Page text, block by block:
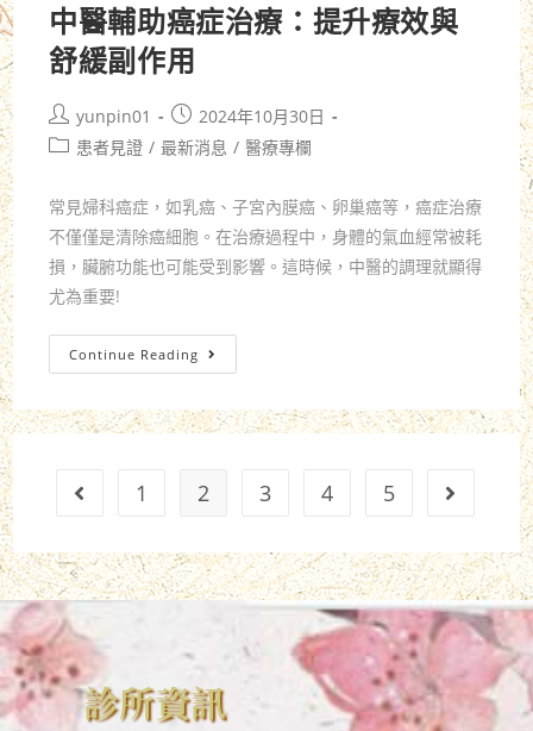
中醫輔助癌症治療：提升療效與
舒緩副作用
yunpin01
2024年10月30日
患者見證 / 最新消息 / 醫療專欄
常見婦科癌症，如乳癌、子宮內膜癌、卵巢癌等，癌症治療
不僅僅是清除癌細胞。在治療過程中，身體的氣血經常被耗
損，臟腑功能也可能受到影響。這時候，中醫的調理就顯得
尤為重要!
Continue Reading
1 2 3 4 5
診所資訊